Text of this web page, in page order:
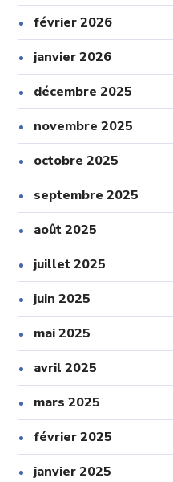
février 2026
janvier 2026
décembre 2025
novembre 2025
octobre 2025
septembre 2025
août 2025
juillet 2025
juin 2025
mai 2025
avril 2025
mars 2025
février 2025
janvier 2025